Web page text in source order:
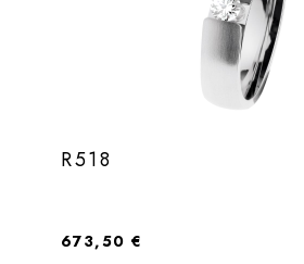
R518
Regulärer Preis:
673,50 €